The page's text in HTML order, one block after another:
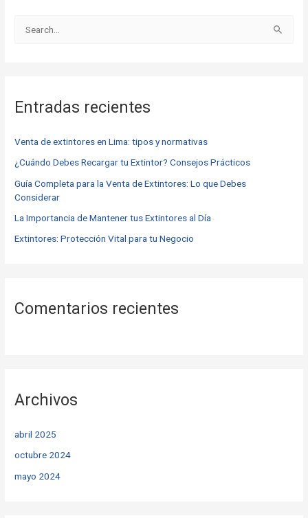
a
p
o
r
:
Entradas recientes
Venta de extintores en Lima: tipos y normativas
¿Cuándo Debes Recargar tu Extintor? Consejos Prácticos
Guía Completa para la Venta de Extintores: Lo que Debes
Considerar
La Importancia de Mantener tus Extintores al Día
Extintores: Protección Vital para tu Negocio
Comentarios recientes
Archivos
abril 2025
octubre 2024
mayo 2024